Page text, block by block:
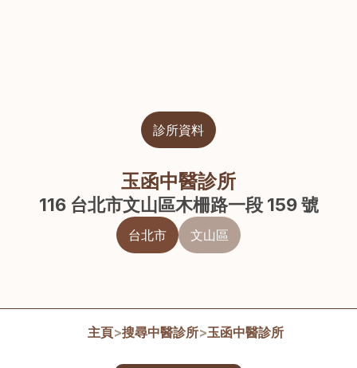
診所資料
玉函中醫診所
116 台北市文山區木柵路一段 159 號
台北市 文山區
主頁>搜尋中醫診所>玉函中醫診所